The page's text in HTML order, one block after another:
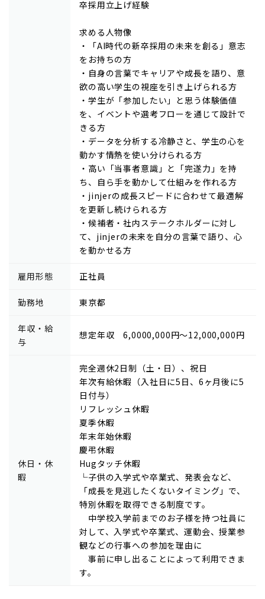
卒採用立上げ経験
求める人物像
・「AI時代の新卒採用の未来を創る」意志
をお持ちの方
・自身の言葉でキャリアや成長を語り、意
欲の高い学生の視座を引き上げられる方
・学生が「参加したい」と思う体験価値
を、イベントや選考フローを通じて設計で
きる方
・データを分析する冷静さと、学生の心を
動かす情熱を使い分けられる方
・高い「当事者意識」と「完遂力」を持
ち、自ら手を動かして仕組みを作れる方
・jinjerの成長スピードに合わせて最適解
を更新し続けられる方
・候補者・社内ステークホルダーに対し
て、jinjerの未来を自分の言葉で語り、心
を動かせる方
雇用形態 正社員
勤務地 東京都
年収・給
与
想定年収 6,0000,000円～12,000,000円
休日・休
暇
完全週休2日制（土・日）、祝日
年次有給休暇（入社日に5日、6ヶ月後に5
日付与）
リフレッシュ休暇
夏季休暇
年末年始休暇
慶弔休暇
Hugタッチ休暇
└子供の入学式や卒業式、発表会など、
「成長を見逃したくないタイミング」で、
特別休暇を取得できる制度です。
中学校入学前までのお子様を持つ社員に
対して、入学式や卒業式、運動会、授業参
観などの行事への参加を理由に
事前に申し出ることによって利用できま
す。